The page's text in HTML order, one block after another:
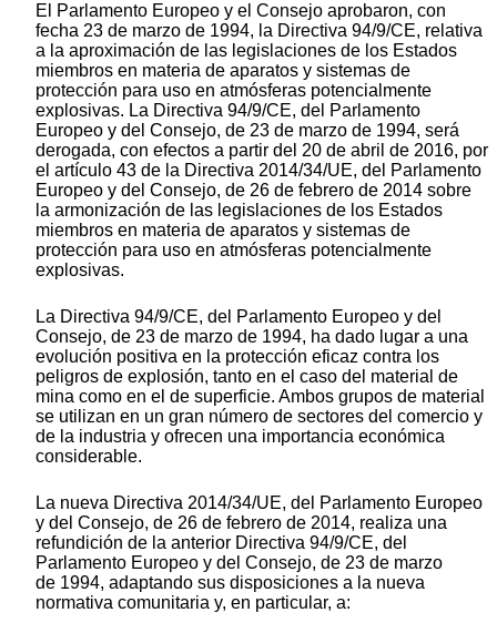
El Parlamento Europeo y el Consejo aprobaron, con
fecha 23 de marzo de 1994, la Directiva 94/9/CE, relativa
a la aproximación de las legislaciones de los Estados
miembros en materia de aparatos y sistemas de
protección para uso en atmósferas potencialmente
explosivas. La Directiva 94/9/CE, del Parlamento
Europeo y del Consejo, de 23 de marzo de 1994, será
derogada, con efectos a partir del 20 de abril de 2016, por
el artículo 43 de la Directiva 2014/34/UE, del Parlamento
Europeo y del Consejo, de 26 de febrero de 2014 sobre
la armonización de las legislaciones de los Estados
miembros en materia de aparatos y sistemas de
protección para uso en atmósferas potencialmente
explosivas.
La Directiva 94/9/CE, del Parlamento Europeo y del
Consejo, de 23 de marzo de 1994, ha dado lugar a una
evolución positiva en la protección eficaz contra los
peligros de explosión, tanto en el caso del material de
mina como en el de superficie. Ambos grupos de material
se utilizan en un gran número de sectores del comercio y
de la industria y ofrecen una importancia económica
considerable.
La nueva Directiva 2014/34/UE, del Parlamento Europeo
y del Consejo, de 26 de febrero de 2014, realiza una
refundición de la anterior Directiva 94/9/CE, del
Parlamento Europeo y del Consejo, de 23 de marzo
de 1994, adaptando sus disposiciones a la nueva
normativa comunitaria y, en particular, a: